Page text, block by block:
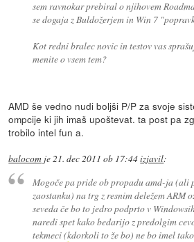
sem ravnokar prebiral o njihovem
se dogaja z Buldožerjem in Win 7
Kot redni bralec novic in testov vas
menite o vsem tem?
AMD še vedno nudi boljši P/P za svoje
ompcije ki jih imaš upoštevat. ta post pa
trobilo intel fun a.
balocom je21. dec 2011 ob 17:44izjavil:
Mogoče pa pride ob propadu amd-ja (ali
zaostanku) na trg z resnim deležem ARM
seveda če bo to jedro podprto v
naredi spet kako bedarijo z predolgim
tekmeci (kdorkoli to že bo) ne bo imel